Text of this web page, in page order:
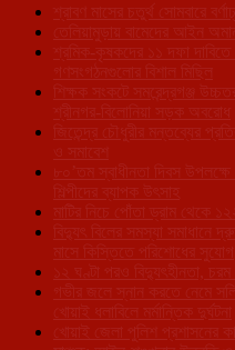
শ্রাবণ মাসের চতুর্থ সোমবারে
তেলিয়ামুড়ায় বামেদের আইন
শ্রমিক-কৃষকদের ১১ দফা
গণসংগঠনগুলোর বিশাল মিছিল
শিক্ষক সংকটে সমরেন্দ্রগঞ্জ
শ্রীনগর-বিলোনিয়া সড়ক অবরোধ
জিতেন্দ্র চৌধুরীর মন্তব্যের
ও সমাবেশ
৮০’তম স্বাধীনতা দিবস
শিল্পীদের ব্যাপক উৎসাহ
মাটির নিচে পোঁতা ড্রাম থেকে
বিদ্যুৎ বিলের সমস্যা সমাধানে
মাসে কিস্তিতে পরিশোধের সুযোগ
১২ ঘণ্টা পরও বিদ্যুৎহীনতা,
গভীর জলে স্নান করতে নেমে
খোয়াই ধলাবিলে মর্মান্তিক দুর্ঘটনা
খোয়াই জেলা পুলিশ প্রশাসনের